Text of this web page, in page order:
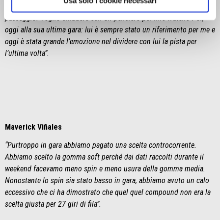
negli ultimi tre giri ho perso fino a quasi due secondi a ogni
passaggio. Voglio chiudere con un pensiero per mio fratello Pol,
oggi alla sua ultima gara: lui è sempre stato un riferimento per me e
oggi è stata grande l’emozione nel dividere con lui la pista per
l’ultima volta”.
Maverick Viñales
“Purtroppo in gara abbiamo pagato una scelta controcorrente.
Abbiamo scelto la gomma soft perché dai dati raccolti durante il
weekend facevamo meno spin e meno usura della gomma media.
Nonostante lo spin sia stato basso in gara, abbiamo avuto un calo
eccessivo che ci ha dimostrato che quel quel compound non era la
scelta giusta per 27 giri di fila”.